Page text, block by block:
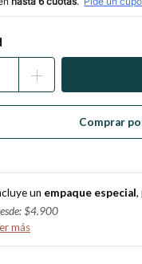
+
Comprar
un empaque especial,
$4.900
más